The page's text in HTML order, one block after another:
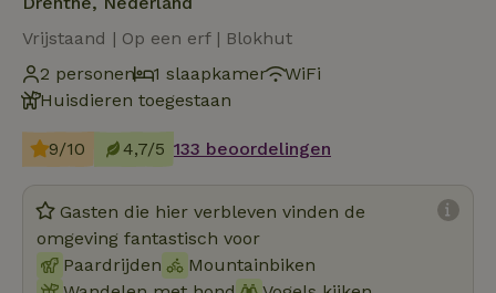
Vrijstaand | Op een erf | Blokhut
2 personen
1 slaapkamer
WiFi
Huisdieren toegestaan
9/10 4,7/5 133 beoordelingen
Gasten die hier verbleven vinden de
omgeving fantastisch voor
Paardrijden
Mountainbiken